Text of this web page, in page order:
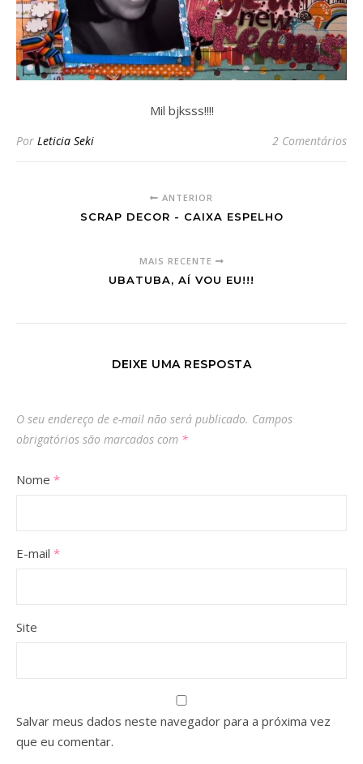
Mil bjksss!!!!
Por Leticia Seki 2 Comentários
ANTERIOR
SCRAP DECOR - CAIXA ESPELHO
MAIS RECENTE
UBATUBA, AÍ VOU EU!!!
DEIXE UMA RESPOSTA
O seu endereço de e-mail não será publicado. Campos
obrigatórios são marcados com *
Nome *
E-mail *
Site
Salvar meus dados neste navegador para a próxima vez
que eu comentar.